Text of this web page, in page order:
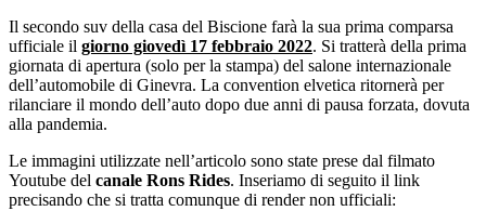
Il secondo suv della casa del Biscione farà la sua prima comparsa
ufficiale il giorno giovedì 17 febbraio 2022. Si tratterà della prima
giornata di apertura (solo per la stampa) del salone internazionale
dell’automobile di Ginevra. La convention elvetica ritornerà per
rilanciare il mondo dell’auto dopo due anni di pausa forzata, dovuta
alla pandemia.
Le immagini utilizzate nell’articolo sono state prese dal filmato
Youtube del canale Rons Rides. Inseriamo di seguito il link
precisando che si tratta comunque di render non ufficiali: